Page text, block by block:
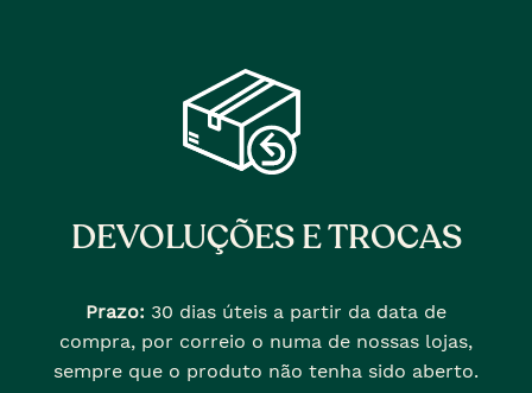
DEVOLUÇÕES E TROCAS
Prazo: 30 dias úteis a partir da data de
compra, por correio o numa de nossas lojas,
sempre que o produto não tenha sido aberto.